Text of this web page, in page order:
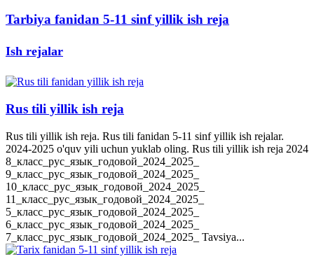
Tarbiya fanidan 5-11 sinf yillik ish reja
Ish rejalar
Rus tili yillik ish reja
Rus tili yillik ish reja. Rus tili fanidan 5-11 sinf yillik ish rejalar.
2024-2025 o'quv yili uchun yuklab oling. Rus tili yillik ish reja 2024
8_класс_рус_язык_годовой_2024_2025_
9_класс_рус_язык_годовой_2024_2025_
10_класс_рус_язык_годовой_2024_2025_
11_класс_рус_язык_годовой_2024_2025_
5_класс_рус_язык_годовой_2024_2025_
6_класс_рус_язык_годовой_2024_2025_
7_класс_рус_язык_годовой_2024_2025_ Tavsiya...